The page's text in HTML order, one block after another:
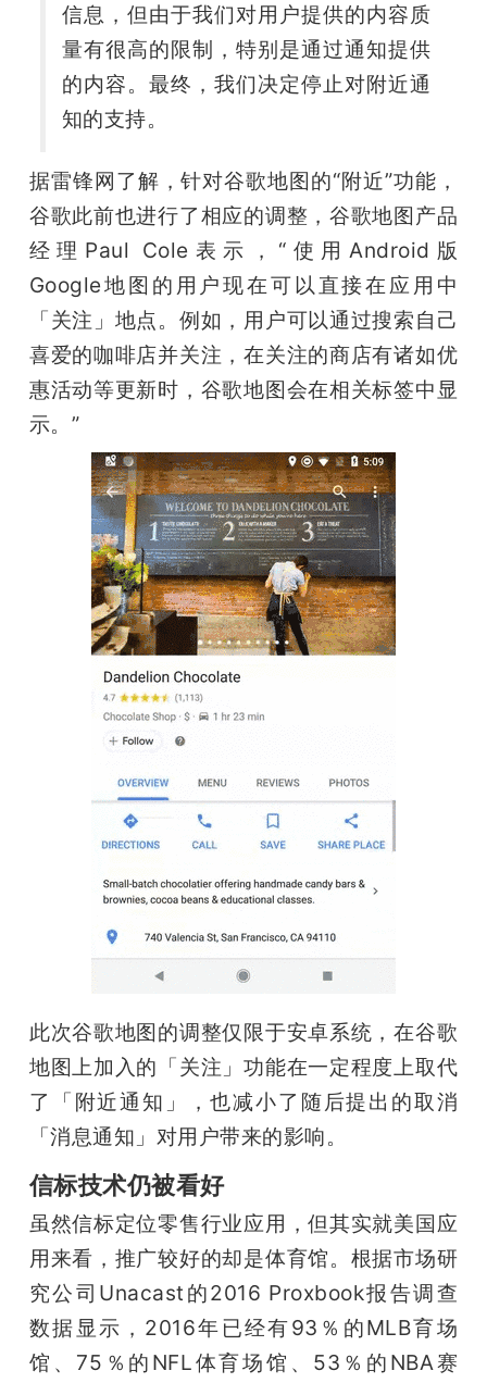
信息，但由于我们对用户提供的内容质
量有很高的限制，特别是通过通知提供
的内容。最终，我们决定停止对附近通
知的支持。
据雷锋网了解，针对谷歌地图的“附近”功能，
谷歌此前也进行了相应的调整，谷歌地图产品
经理Paul Cole表示，“使用Android版
Google地图的用户现在可以直接在应用中
「关注」地点。例如，用户可以通过搜索自己
喜爱的咖啡店并关注，在关注的商店有诸如优
惠活动等更新时，谷歌地图会在相关标签中显
示。”
此次谷歌地图的调整仅限于安卓系统，在谷歌
地图上加入的「关注」功能在一定程度上取代
了「附近通知」，也减小了随后提出的取消
「消息通知」对用户带来的影响。
信标技术仍被看好
虽然信标定位零售行业应用，但其实就美国应
用来看，推广较好的却是体育馆。根据市场研
究公司Unacast的2016 Proxbook报告调查
数据显示，2016年已经有93％的MLB育场
馆、75％的NFL体育场馆、53％的NBA赛